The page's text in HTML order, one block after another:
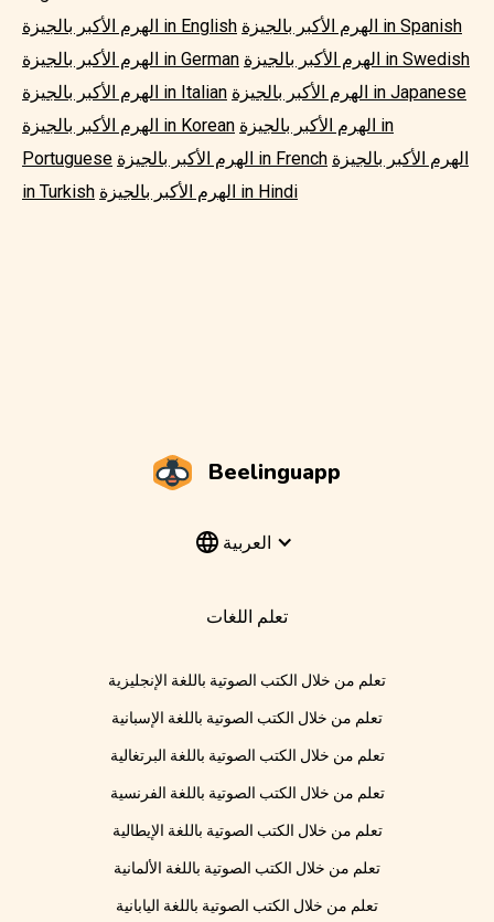
الهرم الأكبر بالجيزة in English
الهرم الأكبر بالجيزة in Spanish
الهرم الأكبر بالجيزة in German
الهرم الأكبر بالجيزة in Swedish
الهرم الأكبر بالجيزة in Italian
الهرم الأكبر بالجيزة in Japanese
الهرم الأكبر بالجيزة in Korean الهرم الأكبر بالجيزة in
Portuguese
الهرم الأكبر بالجيزة in French الهرم الأكبر بالجيزة
in Turkish
الهرم الأكبر بالجيزة in Hindi
Beelinguapp
العربية
تعلم اللغات
تعلم من خلال الكتب الصوتية باللغة الإنجليزية
تعلم من خلال الكتب الصوتية باللغة الإسبانية
تعلم من خلال الكتب الصوتية باللغة البرتغالية
تعلم من خلال الكتب الصوتية باللغة الفرنسية
تعلم من خلال الكتب الصوتية باللغة الإيطالية
تعلم من خلال الكتب الصوتية باللغة الألمانية
تعلم من خلال الكتب الصوتية باللغة اليابانية